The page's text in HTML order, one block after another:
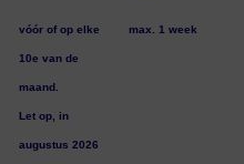
vóór of op elke
10e van de
maand.
Let op, in
augustus 2026
max. 1 week